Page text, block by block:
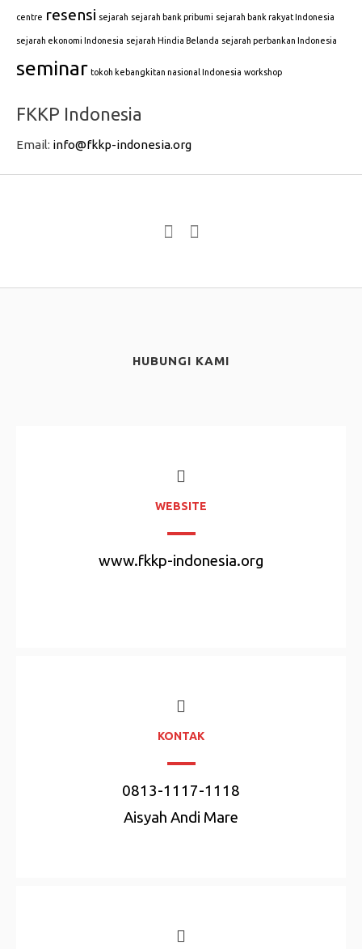
centre resensi sejarah sejarah bank pribumi sejarah bank rakyat Indonesia
sejarah ekonomi Indonesia sejarah Hindia Belanda sejarah perbankan Indonesia
seminar tokoh kebangkitan nasional Indonesia workshop
FKKP Indonesia
Email: info@fkkp-indonesia.org
HUBUNGI KAMI
WEBSITE
www.fkkp-indonesia.org
KONTAK
0813-1117-1118
Aisyah Andi Mare